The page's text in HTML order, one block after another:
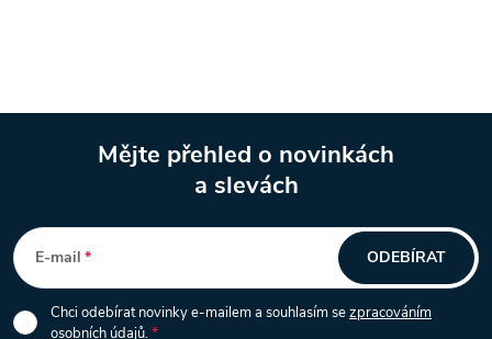
á
p
Mějte přehled o novinkách
a slevách
E-mail
Chci odebírat novinky e-mailem a souhlasím sezpracováním
osobních údajů.
ODEBÍRAT